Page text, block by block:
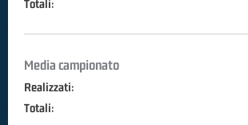
Totali:
Media campionato
Realizzati:
Totali: